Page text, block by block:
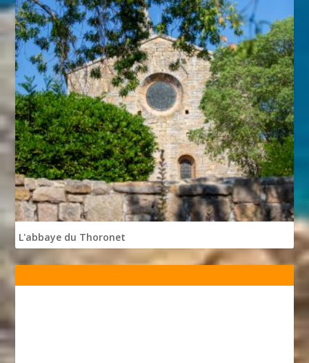
L'abbaye du Thoronet